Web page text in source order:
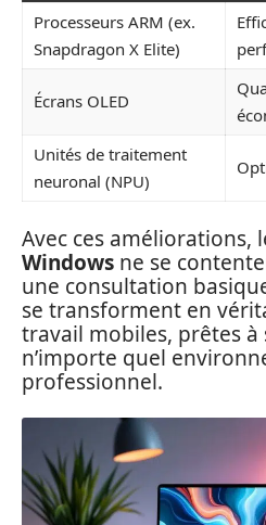
Processeurs ARM (ex.
Snapdragon X Elite)
Écrans OLED
Unités de traitement
neuronal (NPU)
Avec ces améliorations,
Windows ne se
une consultation
se transforment en
travail mobiles, prêtes à
n’importe quel
professionnel.